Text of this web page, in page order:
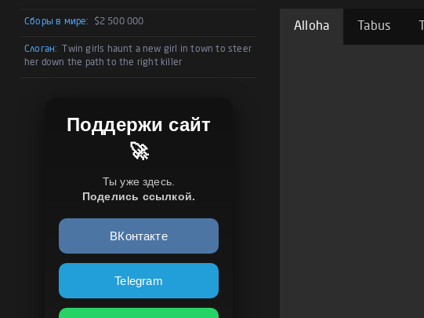
Сборы в мире: $2 500 000
Слоган:
Twin girls haunt a new girl in town to steer
her down the path to the right killer
Поддержи сайт
🚀
Ты уже здесь.
Поделись ссылкой.
ВКонтакте
Telegram
Alloha Tabus